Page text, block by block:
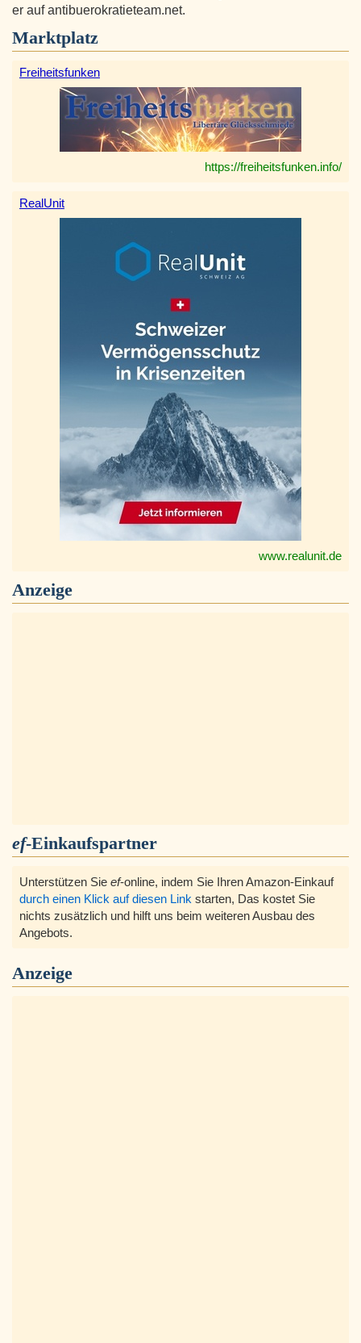
er auf antibuerokratieteam.net.
Marktplatz
Freiheitsfunken
https://freiheitsfunken.info/
RealUnit
www.realunit.de
Anzeige
ef-Einkaufspartner
Unterstützen Sie ef-online, indem Sie Ihren Amazon-Einkauf
durch einen Klick auf diesen Link starten, Das kostet Sie
nichts zusätzlich und hilft uns beim weiteren Ausbau des
Angebots.
Anzeige